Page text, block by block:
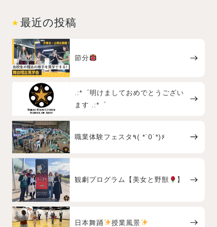
最近の投稿
節分
.:*゜明けましておめでとうござい
ます .:*゜
職業体験フェスタ٩( *˙0˙*)۶
観劇プログラム【美女と野獣 】
日本舞踊 授業風景